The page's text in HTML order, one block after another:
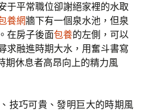
于平常職位卻謝絕家裡的水取
養網牆下有一個泉水池，但泉
在房子後面包養的左側，可以
求融進時期大水，用奮斗書寫
期休息者高昂向上的精力風
技巧可貴、發明巨大的時期風